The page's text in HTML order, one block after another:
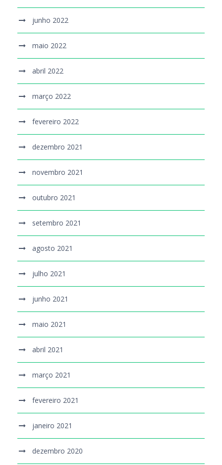
junho 2022
maio 2022
abril 2022
março 2022
fevereiro 2022
dezembro 2021
novembro 2021
outubro 2021
setembro 2021
agosto 2021
julho 2021
junho 2021
maio 2021
abril 2021
março 2021
fevereiro 2021
janeiro 2021
dezembro 2020